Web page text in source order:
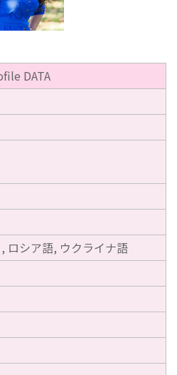
DATA
ロシア語, ウクライナ語